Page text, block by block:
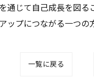
通じて自己成長を図る
ップにつながる一つの
一覧に戻る